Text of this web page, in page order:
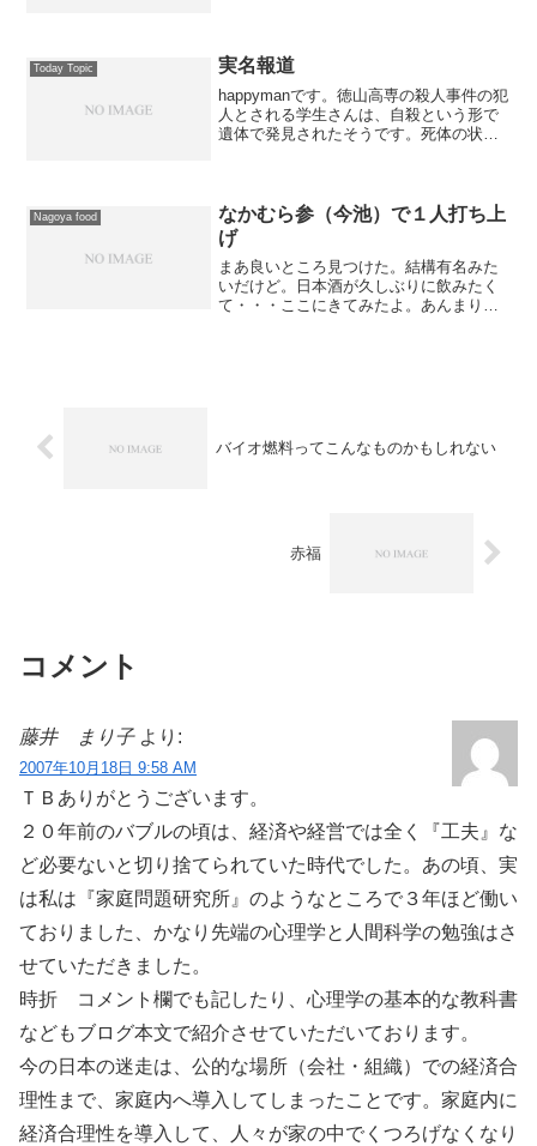
Today Topic 実名報道
happymanです。徳山高専の殺人事件の犯
人とされる学生さんは、自殺という形で
遺体で発見されたそうです。死体の状況
か・・・突発的な殺人事件...
Nagoya food
なかむら参（今池）で１人打ち上
げ
まあ良いところ見つけた。結構有名みた
いだけど。日本酒が久しぶりに飲みたく
て・・・ここにきてみたよ。あんまり暑
バイオ燃料ってこんなものかもしれない
赤福
コメント
藤井 まり子 より:
2007年10月18日 9:58 AM
ＴＢありがとうございます。
２０年前のバブルの頃は、経済や経営では全く『工夫』な
ど必要ないと切り捨てられていた時代でした。あの頃、実
は私は『家庭問題研究所』のようなところで３年ほど働い
ておりました、かなり先端の心理学と人間科学の勉強はさ
せていただきました。
時折 コメント欄でも記したり、心理学の基本的な教科書
などもブログ本文で紹介させていただいております。
今の日本の迷走は、公的な場所（会社・組織）での経済合
理性まで、家庭内へ導入してしまったことです。家庭内に
経済合理性を導入して、人々が家の中でくつろげなくなり